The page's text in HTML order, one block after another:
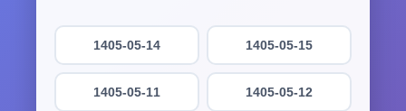
1405-05-15
1405-05-14
1405-05-12
1405-05-11